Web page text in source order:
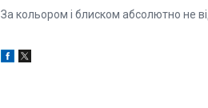
За кольором і блиском абсолютно не